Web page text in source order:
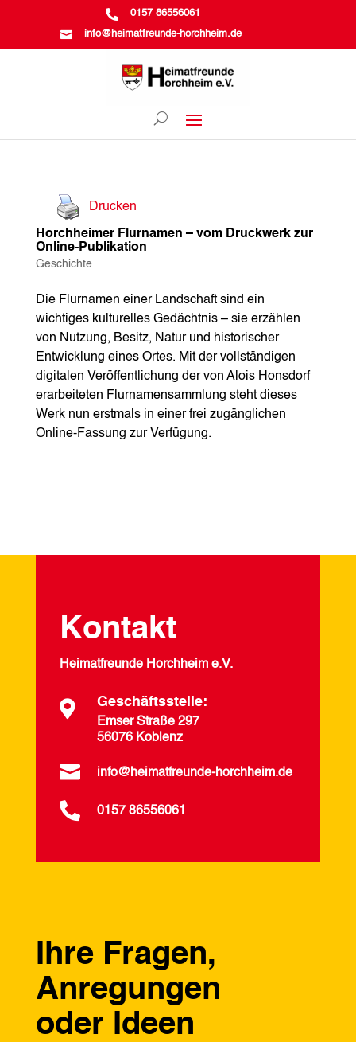
 0157 86556061
 info@heimatfreunde-horchheim.de
Drucken
Horchheimer Flurnamen – vom Druckwerk zur
Online-Publikation
Geschichte
Die Flurnamen einer Landschaft sind ein
wichtiges kulturelles Gedächtnis – sie erzählen
von Nutzung, Besitz, Natur und historischer
Entwicklung eines Ortes. Mit der vollständigen
digitalen Veröffentlichung der von Alois Honsdorf
erarbeiteten Flurnamensammlung steht dieses
Werk nun erstmals in einer frei zugänglichen
Online-Fassung zur Verfügung.
Kontakt
Heimatfreunde Horchheim e.V.
 Geschäftsstelle:
Emser Straße 297
56076 Koblenz
 info@heimatfreunde-horchheim.de
 0157 86556061
Ihre Fragen,
Anregungen
oder Ideen